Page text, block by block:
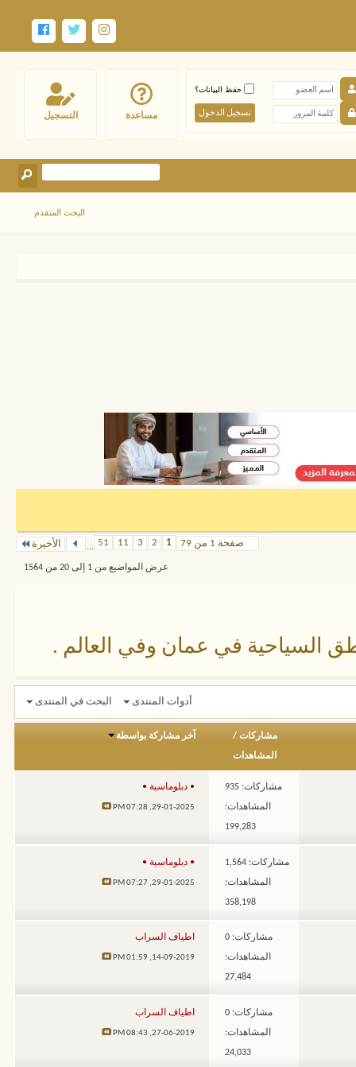
التسجيل مساعدة
حفظ البيانات؟
البحث المتقدم
صفحة 1 من 79 1
2
3
11
51
... الأخيرة
عرض المواضيع من 1 إلى 20 من 1564
السياحية في عمان وفي العالم .
أدوات المنتدى البحث في المنتدى
مشاركات /
المشاهدات
آخر مشاركة بواسطة
مشاركات: 935
المشاهدات:
199,283
• دبلوماسية •
29-01-2025,
07:28 PM
مشاركات: 1,564
المشاهدات:
358,198
• دبلوماسية •
29-01-2025,
07:27 PM
مشاركات: 0
المشاهدات:
27,484
اطياف السراب
14-09-2019,
01:59 PM
مشاركات: 0
المشاهدات:
24,033
اطياف السراب
27-06-2019,
08:43 PM